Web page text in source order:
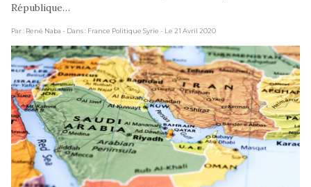
République…
Par : René Naba - Dans : France Politique Syrie - Le 21 Avril 2020